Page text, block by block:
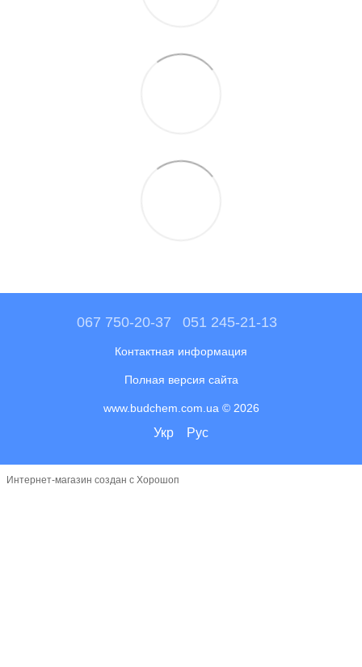
067 750-20-37 051 245-21-13
Контактная информация
Полная версия сайта
www.budchem.com.ua © 2026
Укр Рус
Интернет-магазин создан с Хорошоп